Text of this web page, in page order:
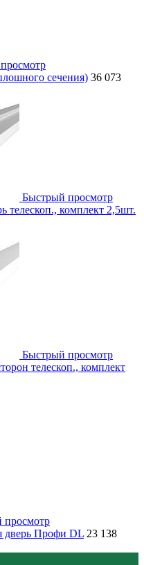
сечения) 36 073
Быстрый просмотр
телескоп., комплект 2,5шт.
Быстрый просмотр
телескоп., комплект
просмотр
дверь Профи DL 23 138